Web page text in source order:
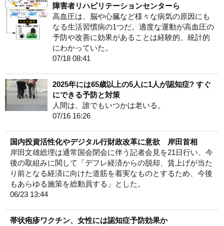
障害者リハビリテーションセンターら
高血圧は、脳や心臓など様々な病気の原因にも
なる生活習慣病の1つだ。適度な運動が高血圧の
予防や改善に効果があることは経験的、統計的
にわかっていた。
07/18 08:41
2025年には65歳以上の5人に1人が認知症? すぐ
にできる予防と対策
人間は、誰でもいつかは老いる。
07/16 16:26
国内投資活性化やデジタル行財政改革に意欲 岸田首相
岸田文雄総理は通常国会閉会に伴う記者会見を21日行い、今
後の取組みに関して「デフレ経済からの脱却、賃上げが当た
り前となる経済に向けた道筋を着実なものとするため、今後
もあらゆる施策を総動員する」とした。
06/23 13:44
帯状疱疹ワクチン、女性には認知症予防効果か